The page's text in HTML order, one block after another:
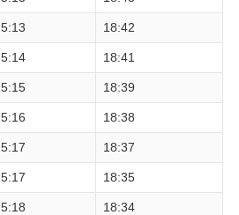
5:13 18:42
5:14 18:41
5:15 18:39
5:16 18:38
5:17 18:37
5:17 18:35
5:18 18:34